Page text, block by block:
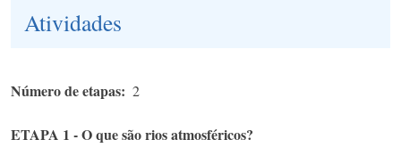
Atividades
Número de etapas 2
ETAPA 1 - O que são rios atmosféricos?